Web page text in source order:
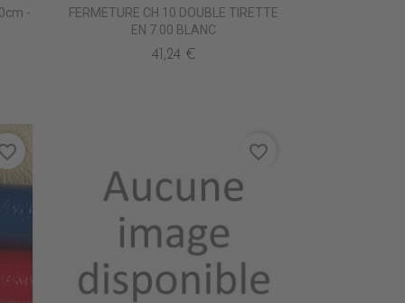
-
FERMETURE CH 10 DOUBLE TIRETTE
EN 7.00 BLANC
41,24 €
favorite_border